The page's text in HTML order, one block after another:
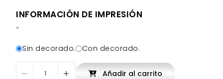
INFORMACIÓN DE IMPRESIÓN
-
Sin decorado. Con decorado.
Añadir al carrito